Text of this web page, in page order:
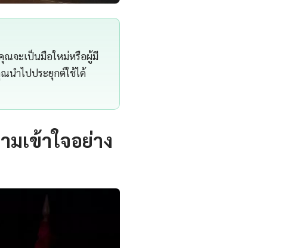
คุณจะเป็นมือใหม่หรือผู้มี
ณนำไปประยุกต์ใช้ได้
เข้าใจอย่าง